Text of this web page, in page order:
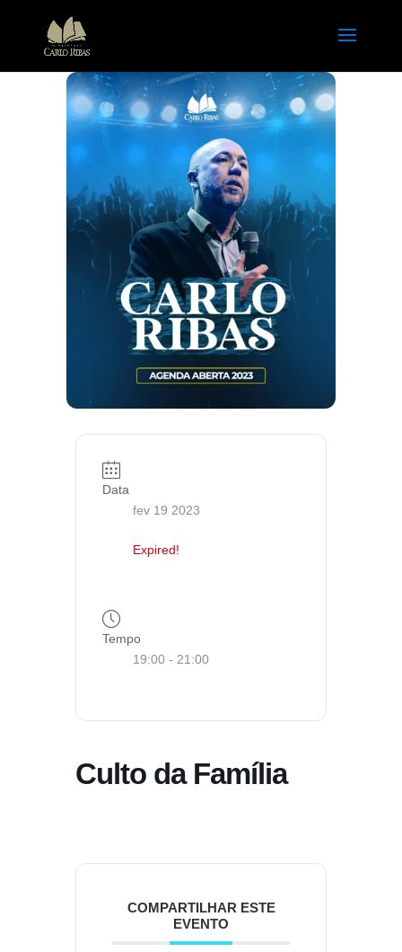
Data
fev 19 2023
Expired!
Tempo
19:00 - 21:00
Culto da Família
COMPARTILHAR ESTE
EVENTO